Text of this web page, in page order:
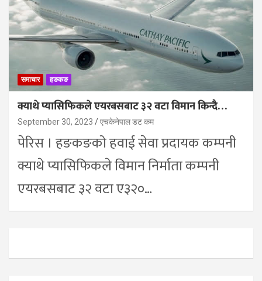
समाचार हङकङ
क्याथे प्यासिफिकले एयरबसबाट ३२ वटा विमान किन्दै…
September 30, 2023 एचकेनेपाल डट कम
पेरिस । हङकङको हवाई सेवा प्रदायक कम्पनी
क्याथे प्यासिफिकले विमान निर्माता कम्पनी
एयरबसबाट ३२ वटा ए३२०…